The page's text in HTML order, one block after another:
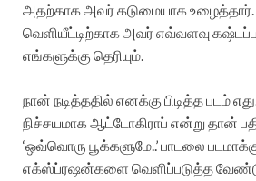
அதற்காக அவர் கடுமையாக உழைத்தார்.
வெளியீட்டிற்காக அவர் எவ்வளவு
எங்களுக்கு தெரியும்.
நான் நடித்ததில் எனக்கு பிடித்த படம்
நிச்சயமாக ஆட்டோகிராப் என்று தான்
‘ஒவ்வொரு பூக்களுமே..’ பாடலை
எக்ஸ்ப்ரஷன்களை வெளிப்படுத்த